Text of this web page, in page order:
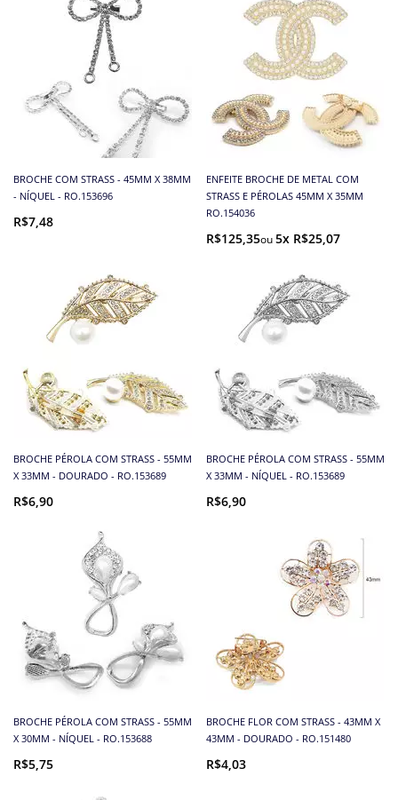
BROCHE COM STRASS - 45MM X 38MM
- NÍQUEL - RO.153696
R$7,48
ENFEITE BROCHE DE METAL COM
STRASS E PÉROLAS 45MM X 35MM
RO.154036
R$125,35 5x R$25,07
BROCHE PÉROLA COM STRASS - 55MM
X 33MM - DOURADO - RO.153689
R$6,90
BROCHE PÉROLA COM STRASS - 55MM
X 33MM - NÍQUEL - RO.153689
R$6,90
BROCHE PÉROLA COM STRASS - 55MM
X 30MM - NÍQUEL - RO.153688
R$5,75
BROCHE FLOR COM STRASS - 43MM X
43MM - DOURADO - RO.151480
R$4,03